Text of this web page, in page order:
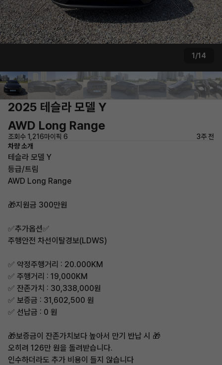
1/14
2025 테슬라 모델 Y
AWD Long Range
조회수 1,216마이픽 6
3주 전
차량 소개
테슬라 모델 Y
등급/트림
AWD Long Range
🎁지원금 300만원
✅추가옵션✅
주행안전 차선이탈경보(LDWS)
✅ 약정주행거리 : 20.000KM
✅ 주행거리 : 19,000KM
✅ 잔존가치 : 30,338,000원
✅ 보증금 : 31,602,500 원
✅ 선납금 : 0 원
🎁보증금이 잔존가치보다 높아서 만기 반납 시 🎁
오히려 126만 원을 돌려받습니다.
인수하더라도 추가 비용이 들지 않습니다